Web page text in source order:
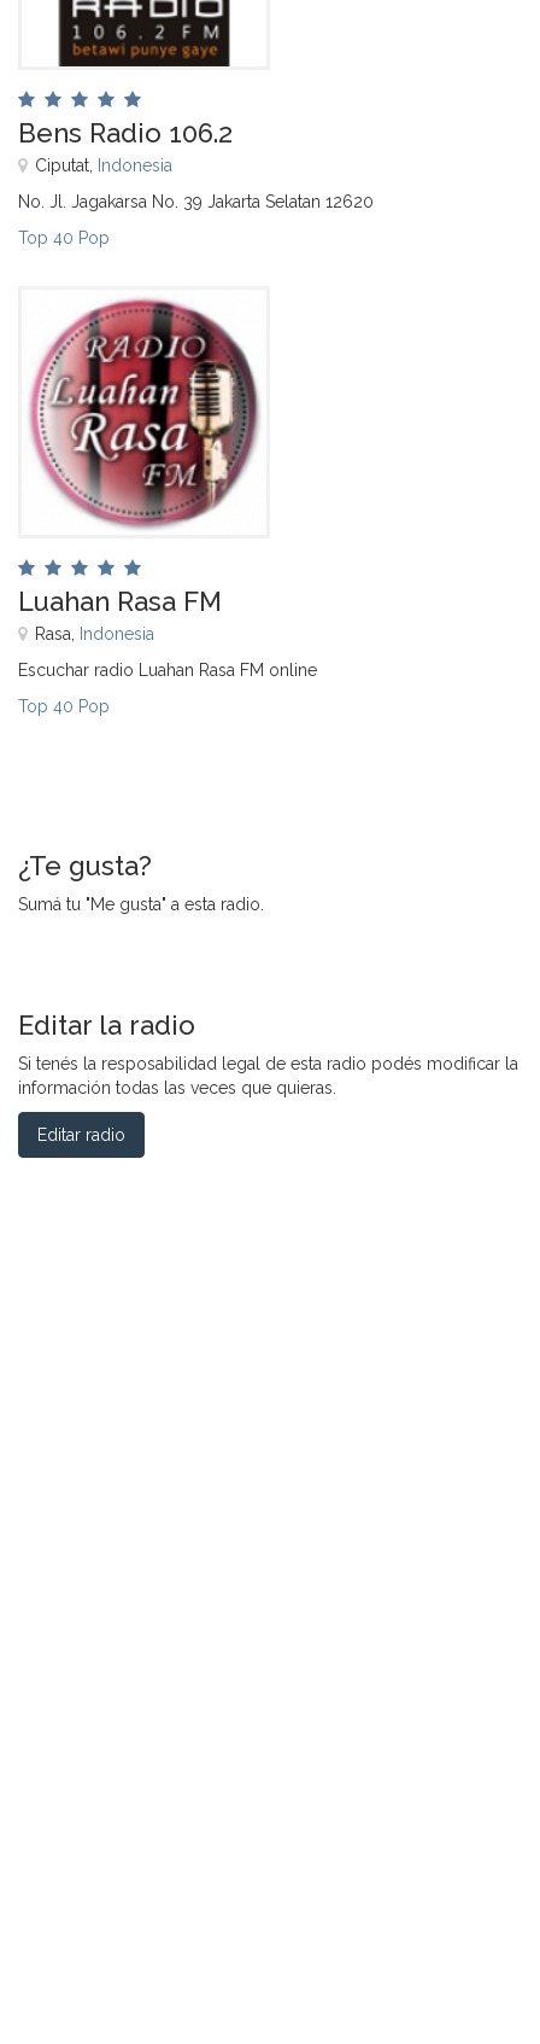
Bens Radio 106.2
Ciputat, Indonesia
No. Jl. Jagakarsa No. 39 Jakarta Selatan 12620
Top 40 Pop
Luahan Rasa FM
Rasa, Indonesia
Escuchar radio Luahan Rasa FM online
Top 40 Pop
¿Te gusta?
Sumá tu "Me gusta" a esta radio.
Editar la radio
Si tenés la resposabilidad legal de esta radio podés modificar la
información todas las veces que quieras.
Editar radio